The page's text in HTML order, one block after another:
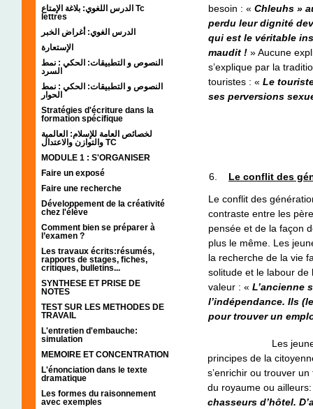
الدرس اللغوي: بلاغة الإمتاع Tc
lettres
الدرس الغوي: أغراض الخبر
الإستعارة
النصوص و التطبيقات: الحكي : نمط
السرد
النصوص و التطبيقات: الحكي : نمط
الحوار
Stratégies d'écriture dans la
formation spécifique
لخصائص العامة للإسلام: العالمية
والتوازن والاعتدال TC
MODULE 1 : S'ORGANISER
Faire un exposé
Faire une recherche
Développement de la créativité
chez l'élève
Comment bien se préparer à
l’examen ?
Les travaux écrits:résumés,
rapports de stages, fiches,
critiques, bulletins...
SYNTHESE ET PRISE DE
NOTES
TEST SUR LES METHODES DE
TRAVAIL
L'entretien d'embauche:
simulation
MEMOIRE ET CONCENTRATION
L'énonciation dans le texte
dramatique
Les formes du raisonnement
avec exemples
besoin : « Chleuhs »
perdu leur dignité
qui est le véritable
maudit ! » Aucune
s’explique par la
touristes : « Le
ses perversions
Le conflit des
Le conflit des
contraste entre les
pensée et de la façon
plus le même. Les
la recherche de la vie
solitude et le labour de
valeur : « L’ancienne
l’indépendance. Ils
pour trouver un
Les jeunes ne
principes de la
s’enrichir ou trouver
du royaume ou
chasseurs d’hôtel.